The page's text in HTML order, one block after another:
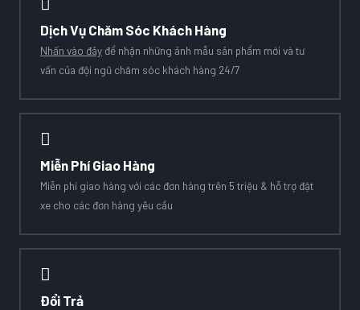
Dịch Vụ Chăm Sóc Khách Hàng
Nhấn vào đây để nhận những ảnh mẫu sản phẩm mới và tư
vấn của đội ngũ chăm sóc khách hàng 24/7
Miễn Phí Giao Hàng
Miễn phí giao hàng với các đơn hàng trên 5 triệu & hỗ trợ đặt
xe cho các đơn hàng yêu cầu
Đổi Trả